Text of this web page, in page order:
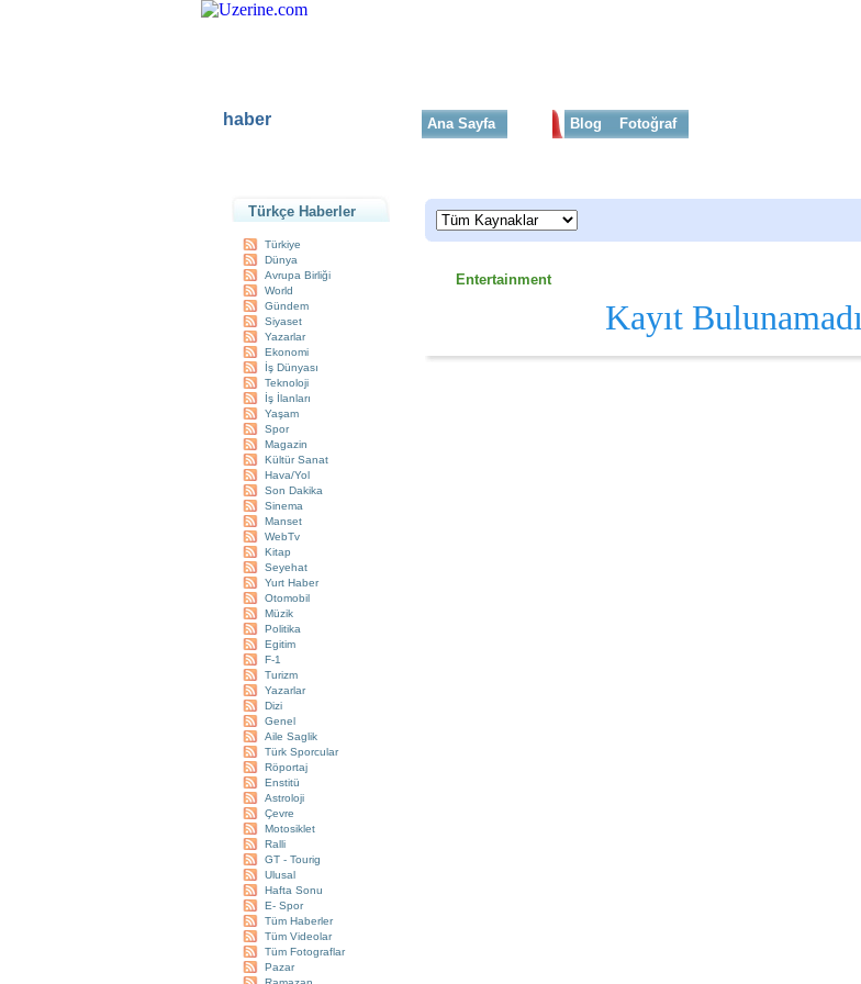
haber Ana Sayfa Blog Fotoğraf
Türkçe Haberler
Türkiye
Dünya
Avrupa Birliği
World
Gündem
Siyaset
Yazarlar
Ekonomi
İş Dünyası
Teknoloji
İş İlanları
Yaşam
Spor
Magazin
Kültür Sanat
Hava/Yol
Son Dakika
Sinema
Manset
WebTv
Kitap
Seyehat
Yurt Haber
Otomobil
Müzik
Politika
Egitim
F-1
Turizm
Yazarlar
Dizi
Genel
Aile Saglik
Türk Sporcular
Röportaj
Enstitü
Astroloji
Çevre
Motosiklet
Ralli
GT - Tourig
Ulusal
Hafta Sonu
E- Spor
Tüm Haberler
Tüm Videolar
Tüm Fotograflar
Pazar
Entertainment
Kayıt Bulunamadı